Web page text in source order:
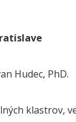
Bratislave
Hudec, PhD.
klastrov,